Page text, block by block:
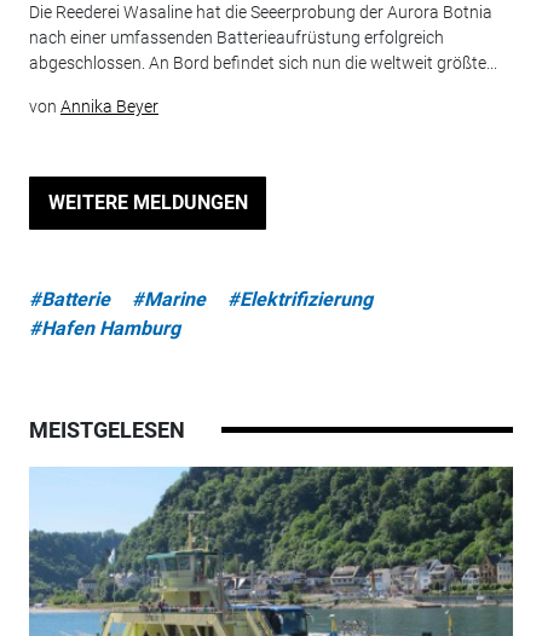
Die Reederei Wasaline hat die Seeerprobung der Aurora Botnia
nach einer umfassenden Batterieaufrüstung erfolgreich
abgeschlossen. An Bord befindet sich nun die weltweit größte...
von Annika Beyer
WEITERE MELDUNGEN
#Batterie #Marine
#Elektrifizierung
#Hafen Hamburg
MEISTGELESEN